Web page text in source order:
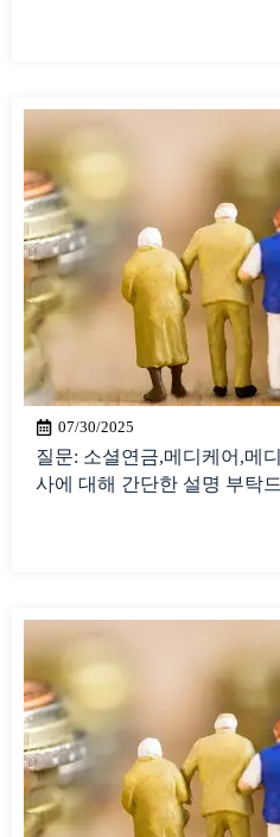
07/30/2025
질문: 소셜연금,메디케어,메
사에 대해 간단한 설명 부탁